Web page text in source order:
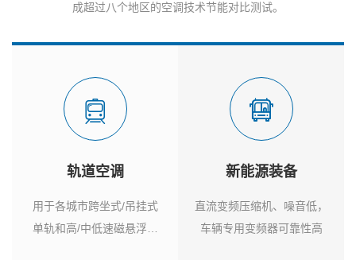
成超过八个地区的空调技术节能对比测试。
轨道空调
用于各城市跨坐式/吊挂式
单轨和高/中低速磁悬浮列
新能源装备
直流变频压缩机、噪音低，
车辆专用变频器可靠性高